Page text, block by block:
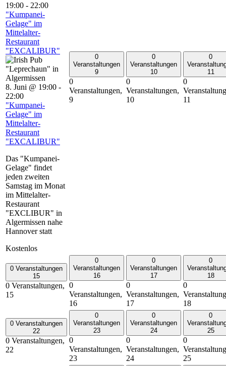
19:00 - 22:00
"Kumpanei-
Gelage" im
Mittelalter-
Restaurant
"EXCALIBUR"
8. Juni @ 19:00 -
22:00
"Kumpanei-
Gelage" im
Mittelalter-
Restaurant
"EXCALIBUR"
Das "Kumpanei-
Gelage" findet
jeden zweiten
Samstag im Monat
im Mittelalter-
Restaurant
"EXCLIBUR" in
Algermissen nahe
Hannover statt
Kostenlos
0
Veranstaltungen
9
0
Veranstaltungen,
9
0
Veranstaltungen
10
0
Veranstaltungen,
10
0
11
0
11
0 Veranstaltungen
15
0 Veranstaltungen,
15
0
Veranstaltungen
16
0
Veranstaltungen,
16
0
Veranstaltungen
17
0
Veranstaltungen,
17
0
18
0
18
0 Veranstaltungen
22
0 Veranstaltungen,
22
0
Veranstaltungen
23
0
Veranstaltungen,
23
0
Veranstaltungen
24
0
Veranstaltungen,
24
0
25
0
25